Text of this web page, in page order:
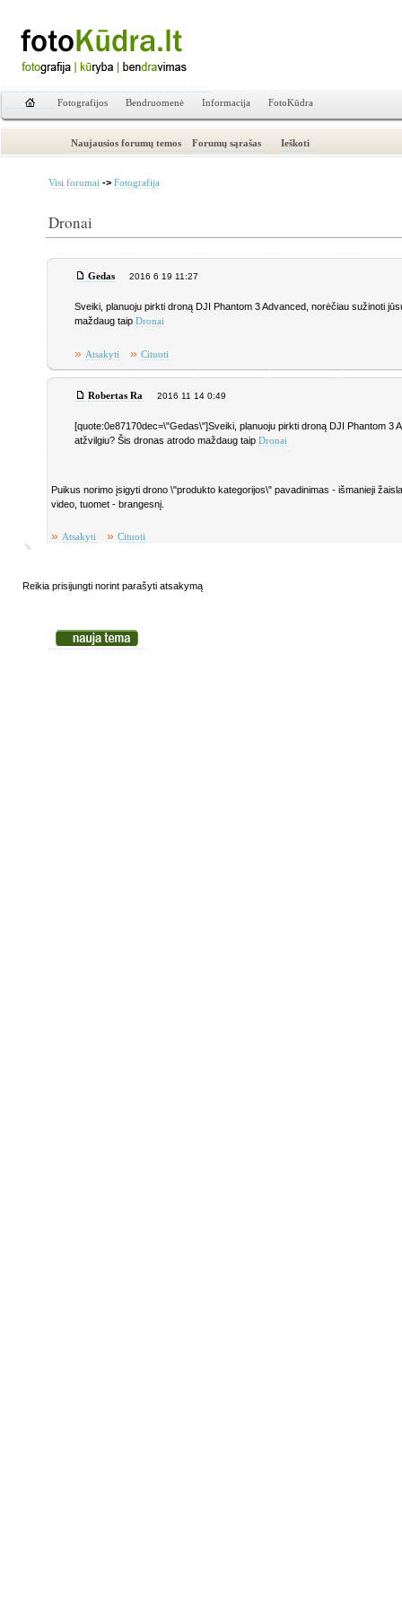
Fotografijos Bendruomenė Informacija FotoKūdra
Naujausios forumų temos Forumų sąrašas Ieškoti
Visi forumai ->Fotografija
Dronai
Gedas 2016 6 19 11:27
Sveiki, planuoju pirkti droną DJI Phantom 3 Advanced, norėčiau sužinoti
maždaug taipDronai
» Atsakyti » Cituoti
Robertas Ra 2016 11 14 0:49
[quote:0e87170dec=\"Gedas\"]Sveiki, planuoju pirkti droną DJI Phantom
atžvilgiu? Šis dronas atrodo maždaug taipDronai
Puikus norimo įsigyti drono \"produkto kategorijos\" pavadinimas - išmanieji
video, tuomet - brangesnį.
» Atsakyti » Cituoti
Reikia prisijungti norint parašyti atsakymą